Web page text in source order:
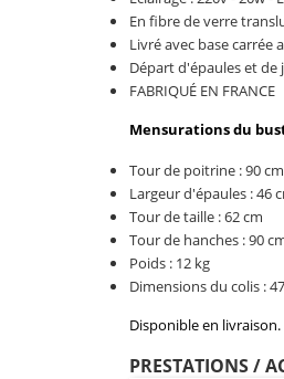
En fibre de verre
Livré avec base carrée
Départ d'épaules et de
FABRIQUÉ EN FRANCE
Mensurations du
Tour de poitrine : 90 cm
Largeur d'épaules : 46
Tour de taille : 62 cm
Tour de hanches : 90
Poids : 12 kg
Dimensions du colis :
Disponible en
PRESTATIONS /